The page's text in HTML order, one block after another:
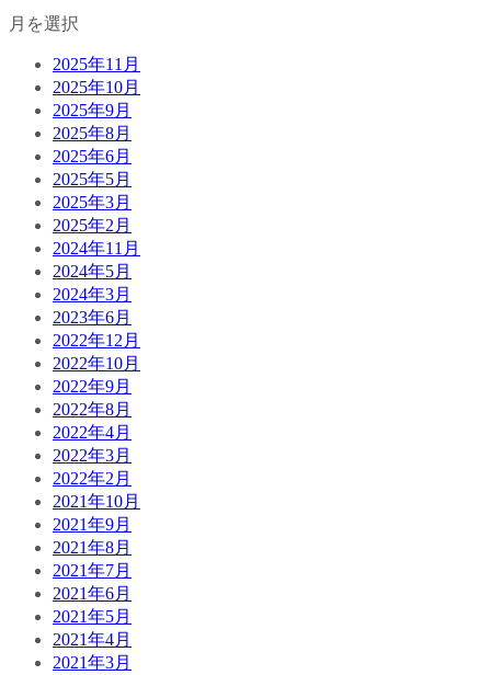
月を選択
2025年11月
2025年10月
2025年9月
2025年8月
2025年6月
2025年5月
2025年3月
2025年2月
2024年11月
2024年5月
2024年3月
2023年6月
2022年12月
2022年10月
2022年9月
2022年8月
2022年4月
2022年3月
2022年2月
2021年10月
2021年9月
2021年8月
2021年7月
2021年6月
2021年5月
2021年4月
2021年3月